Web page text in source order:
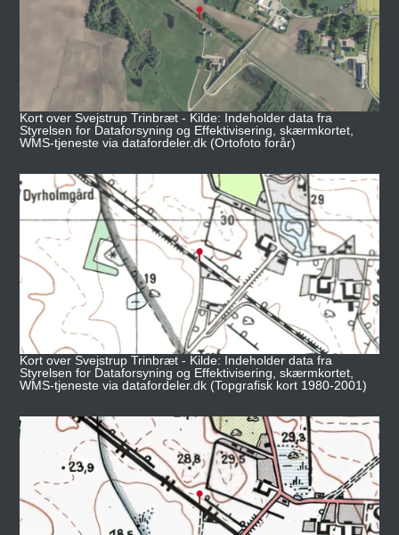
Kort over Svejstrup Trinbræt - Kilde: Indeholder data fra
Styrelsen for Dataforsyning og Effektivisering, skærmkortet,
WMS-tjeneste via datafordeler.dk (Ortofoto forår)
Kort over Svejstrup Trinbræt - Kilde: Indeholder data fra
Styrelsen for Dataforsyning og Effektivisering, skærmkortet,
WMS-tjeneste via datafordeler.dk (Topgrafisk kort 1980-2001)